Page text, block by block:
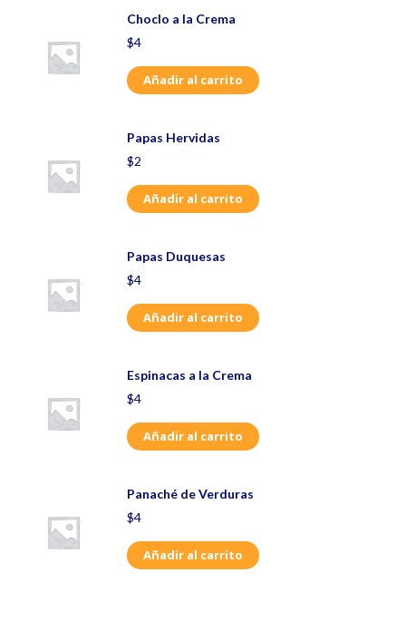
Choclo a la Crema
$4
Añadir al carrito
Papas Hervidas
$2
Añadir al carrito
Papas Duquesas
$4
Añadir al carrito
Espinacas a la Crema
$4
Añadir al carrito
Panaché de Verduras
$4
Añadir al carrito